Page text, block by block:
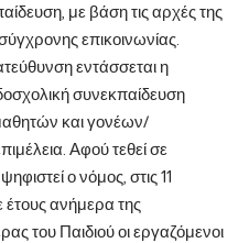
με βάση τις αρχές της
επικοινωνίας.
εντάσσεται η
συνεκπαίδευση
και γονέων/
Αφού τεθεί σε
ο νόμος, στις 11
ανήμερα της
του Παιδιού οι εργαζόμενοι